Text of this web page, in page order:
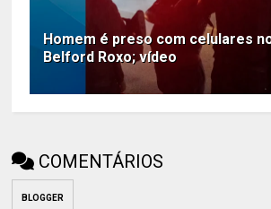
Homem é preso com celulares
Belford Roxo; vídeo
COMENTÁRIOS
BLOGGER